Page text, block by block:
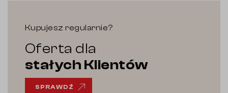
Kupujesz regularnie?
Oferta dla
stałych Klientów
SPRAWDŹ